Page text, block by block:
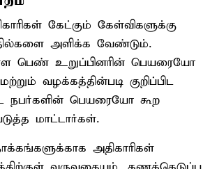
கேட்கும் கேள்விகளுக்கு
அளிக்க வேண்டும்.
பெண் உறுப்பினரின் பெயரையோ
வழக்கத்தின்படி குறிப்பிட
நபர்களின் பெயரையோ கூற
மாட்டார்கள்.
அதிகாரிகள்